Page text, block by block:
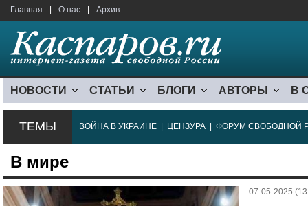
Главная О нас Архив
НОВОСТИ СТАТЬИ БЛОГИ АВТОРЫ В
ТЕМЫ ВОЙНА В УКРАИНЕ ЦЕНЗУРА ФОРУМ СВОБОДНОЙ
В мире
07-05-2025